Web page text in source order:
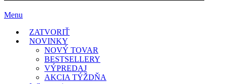
Menu
ZATVORIŤ
NOVINKY
NOVÝ TOVAR
BESTSELLERY
VÝPREDAJ
AKCIA TÝŽDŇA